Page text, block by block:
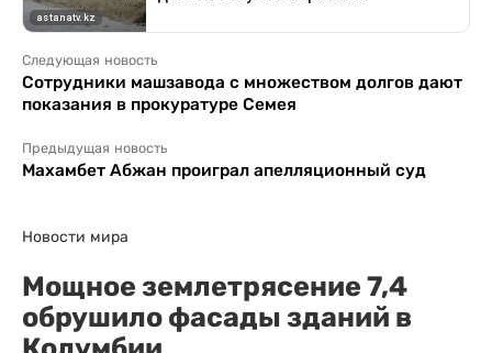
Следующая новость
Сотрудники машзавода с множеством долгов дают
показания в прокуратуре Семея
Предыдущая новость
Махамбет Абжан проиграл апелляционный суд
Новости мира
Мощное землетрясение 7,4
обрушило фасады зданий в